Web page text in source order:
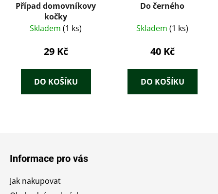
Případ domovníkovy
kočky
Skladem (1 ks)
29 Kč
DO KOŠÍKU
Do černého
Skladem (1 ks)
40 Kč
DO KOŠÍKU
Informace pro vás
Jak nakupovat